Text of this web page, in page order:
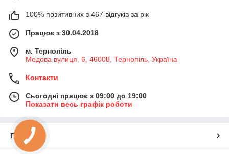
100% позитивних з 467 відгуків за рік
Працює з 30.04.2018
м. Тернопіль
Медова вулиця, 6, 46008, Тернопіль, Україна
Контакти
Сьогодні працює з 09:00 до 19:00
Показати весь графік роботи
Про нас